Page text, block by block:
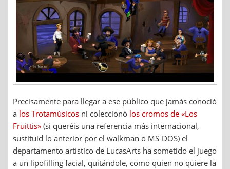
Precisamente para llegar a ese público que jamás conoció
a los Trotamúsicos ni coleccionó los cromos de «Los
Fruittis» (si queréis una referencia más internacional,
sustituid lo anterior por el walkman o MS-DOS) el
departamento artístico de LucasArts ha sometido el juego
a un lipofilling facial, quitándole, como quien no quiere la